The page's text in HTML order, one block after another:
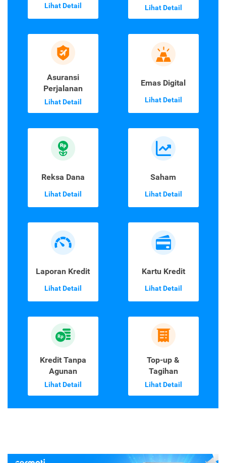
Lihat Detail Lihat Detail
Asuransi
Perjalanan
Lihat Detail
Emas Digital
Lihat Detail
Reksa Dana
Lihat Detail
Saham
Lihat Detail
Laporan Kredit
Lihat Detail
Kartu Kredit
Lihat Detail
Kredit Tanpa
Agunan
Lihat Detail
Top-up &
Tagihan
Lihat Detail